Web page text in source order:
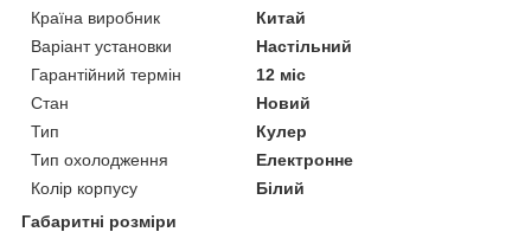
Країна виробник
Китай
Варіант установки
Настільний
Гарантійний термін
12 міс
Стан
Новий
Тип
Кулер
Тип охолодження
Електронне
Колір корпусу
Білий
Габаритні розміри